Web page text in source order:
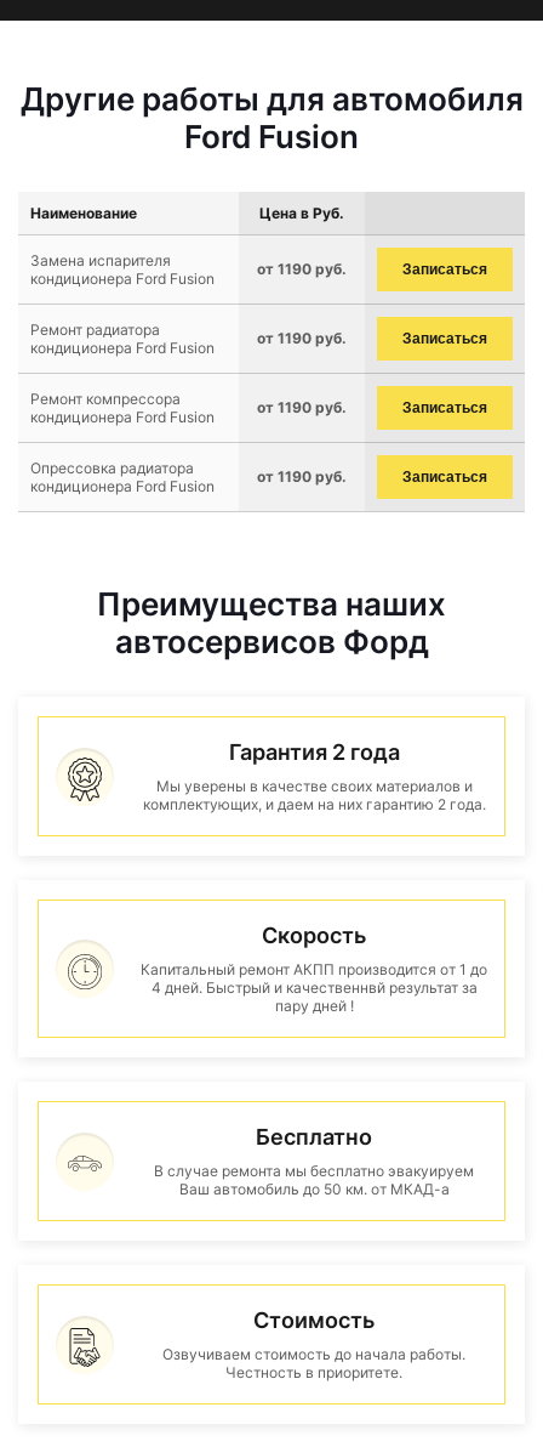
Другие работы для автомобиля
Ford Fusion
Наименование Цена в Руб.
Замена испарителя
кондиционера Ford Fusion
от 1190 руб. Записаться
Ремонт радиатора
кондиционера Ford Fusion
от 1190 руб. Записаться
Ремонт компрессора
кондиционера Ford Fusion
от 1190 руб. Записаться
Опрессовка радиатора
кондиционера Ford Fusion
от 1190 руб. Записаться
Преимущества наших
автосервисов Форд
Гарантия 2 года
Мы уверены в качестве своих материалов и
комплектующих, и даем на них гарантию 2 года.
Скорость
Капитальный ремонт АКПП производится от 1 до
4 дней. Быстрый и качественнвй результат за
пару дней !
Бесплатно
В случае ремонта мы бесплатно эвакуируем
Ваш автомобиль до 50 км. от МКАД-а
Стоимость
Озвучиваем стоимость до начала работы.
Честность в приоритете.